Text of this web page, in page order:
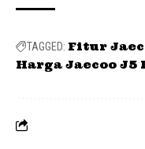
TAGGED: Fitur
Harga Jaecoo J5